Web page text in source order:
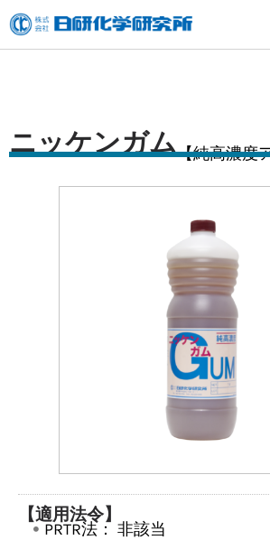
内
キ
ッニッケンガム【純高濃度
【適用法令】
PRTR法： 非該当